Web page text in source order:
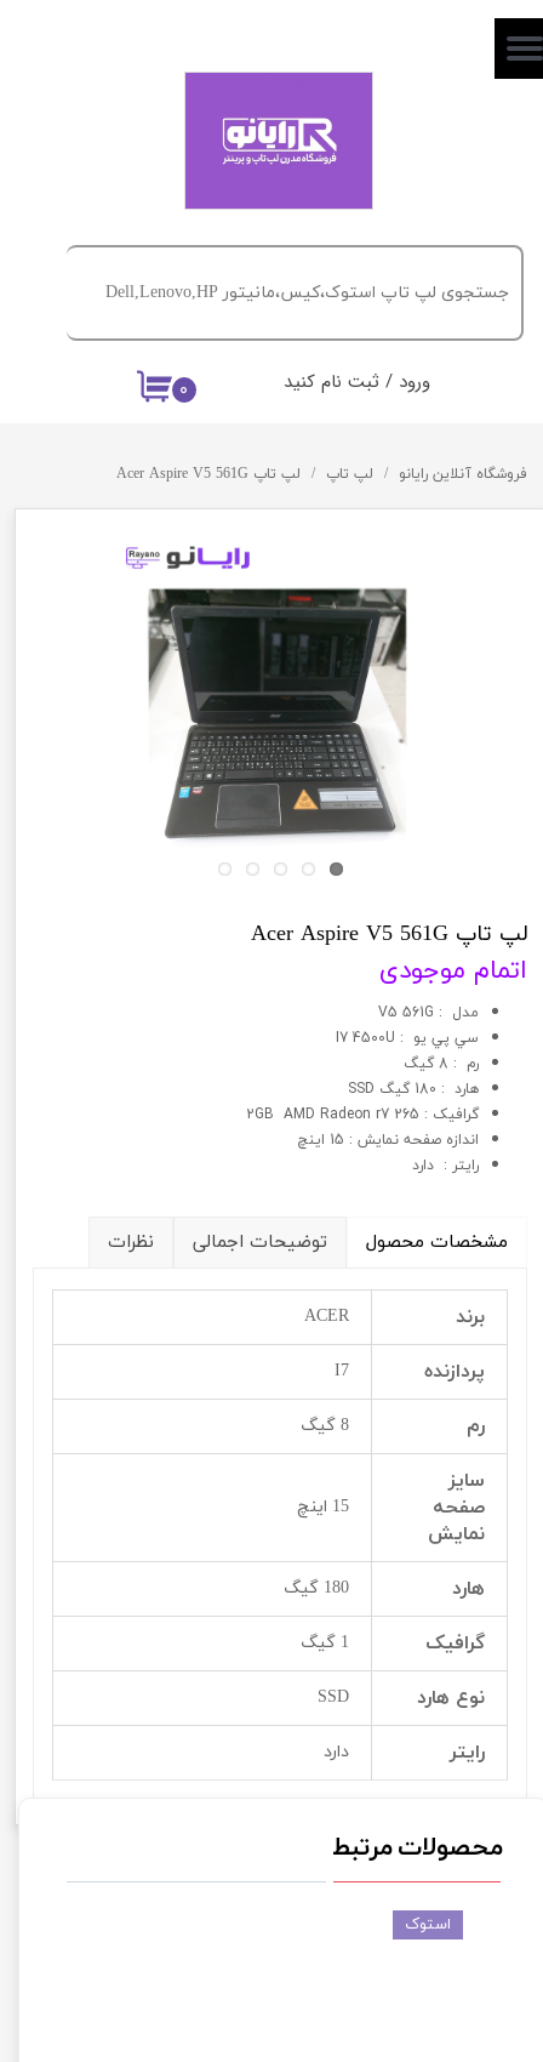
۰ ورود / ثبت نام کنید
حساب کاربری من
خروج از حساب کاربری
فروشگاه آنلاین رایانو لپ تاپ لپ تاپ Acer Aspire V5 561G
لپ تاپ Acer Aspire V5 561G
اتمام موجودی
مدل : V5 561G
سي پي يو : I7 4500U
رم : 8 گیگ
هارد : 180 گیگ SSD
گرافيک : 2GB AMD Radeon r7 265
اندازه صفحه نمایش : 15 اینچ
رایتر : دارد
مشخصات محصول توضیحات اجمالی نظرات
برند ACER
پردازنده I7
رم 8 گیگ
سایز
صفحه
نمایش
15 اینچ
هارد 180 گیگ
گرافیک 1 گیگ
نوع هارد SSD
رایتر دارد
محصولات مرتبط
استوک